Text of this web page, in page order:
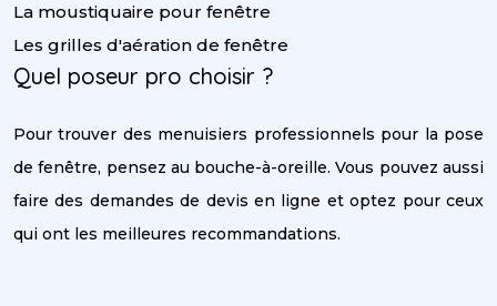
La moustiquaire pour fenêtre
Les grilles d'aération de fenêtre
Quel poseur pro choisir ?
Pour trouver des menuisiers professionnels pour la pose
de fenêtre, pensez au bouche-à-oreille. Vous pouvez aussi
faire des demandes de devis en ligne et optez pour ceux
qui ont les meilleures recommandations.